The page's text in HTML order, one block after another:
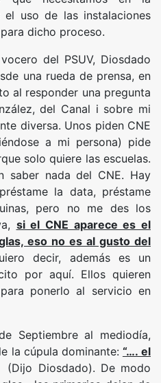
el uso de las instalaciones
dicho proceso.
del PSUV, Diosdado
una rueda de prensa, en
al responder una pregunta
del Canal i sobre mi
diversa. Unos piden CNE
a mi persona) pide
solo quiere las escuelas.
saber nada del CNE. Hay
la data, préstame
pero no me des los
si el CNE aparece es el
eso no es al gusto del
decir, además es un
por aquí. Ellos quieren
ponerlo al servicio en
Septiembre al mediodía,
la cúpula dominante: “…. el
Diosdado). De modo